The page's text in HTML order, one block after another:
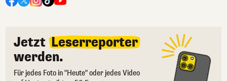
Jetzt Leserreporter
werden.
Für jedes Foto in "Heute" oder jedes Video